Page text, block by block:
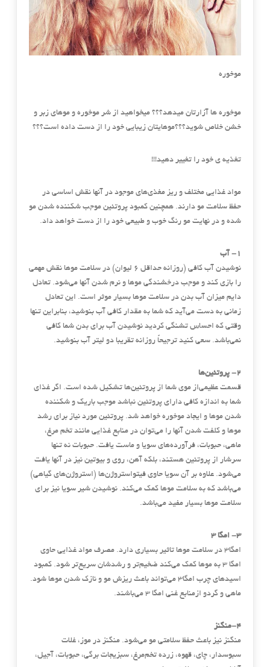
موخوره
موخوره ها آزارتان میدهد؟؟؟ میخواهید از شر موخوره و موهای زبر و
خشن خلاص شوید؟؟؟موهایتان زیبایی خود را از دست داده است؟؟؟
تغذیه ی خود را تغییر دهید!!!
مواد غذایی مختلف و ریز مغذی‌های موجود در آنها نقش اساسی در
حفظ سلامت مو دارند. همچنین کمبود پروتئین موجب شکننده شدن مو
شده و در نهایت مو رنگ خوب و طبیعی خود را از دست خواهد داد.
۱- آب
نوشیدن آب کافی (روزانه حداقل 6 لیوان) در سلامت موها نقش مهمی
‌را بازی کند و موجب درخشندگی موها و نرم شدن آنها می‌شود. تعادل
دایم میزان آب بدن در سلامت موها بسیار موثر است. این تعادل
زمانی به دست می‌آید که شما به مقدار کافی آب بنوشید، بنابراین تنها
وقتی که احساس تشنگی کردید نوشیدن آب برای بدن شما کافی
نمی‌باشد. سعی کنید ترجیحاً روزانه تقریبا دو لیتر آب بنوشید.
۲- پروتئین‌ها
قسمت عظیمی‌از موی شما از پروتئین‌ها تشکیل شده است. اگر غذای
شما به اندازه کافی دارای پروتئین نباشد موجب باریک و شکننده
شدن موها و ایجاد موخوره خواهد شد. پروتئین مورد نیاز برای رشد
موها و کلفت شدن آنها را می‌توان در منابع غذایی مانند تخم مرغ،
ماهی، حبوبات، فرآورده‌های سویا و ماست یافت. حبوبات نه تنها
سرشار از پروتئین هستند، بلکه آهن، روی و بیوتین نیز در آنها یافت
می‌شود. علاوه بر آن سویا حاوی فیتواستروژن‌ها (استروژن‌های گیاهی)
می‌باشد که به سلامت موها کمک می‌کند. نوشیدن شیر سویا نیز برای
سلامت موها بسیار مفید می‌باشد.
۳- امگا ۳
امگا۳ در سلامت موها تاثیر بسیاری دارد. مصرف مواد غذایی حاوی
امگا ۳ به موها کمک می‌کند ضخیم‌تر و رشدشان سریع‌تر شود. کمبود
اسیدهای چرب امگا۳ می‌تواند باعث ریزش مو و نازک شدن موها شود.
ماهی و گردو ازمنابع غنی امگا ۳ می‌باشند.
۴-منگنز
منگنز نیز باعث حفظ سلامتی مو می‌شود. منگنز در موز، غلات
سبوسدار، چای، قهوه، زرده تخم‌مرغ، سبزیجات برگی، حبوبات، آجیل،